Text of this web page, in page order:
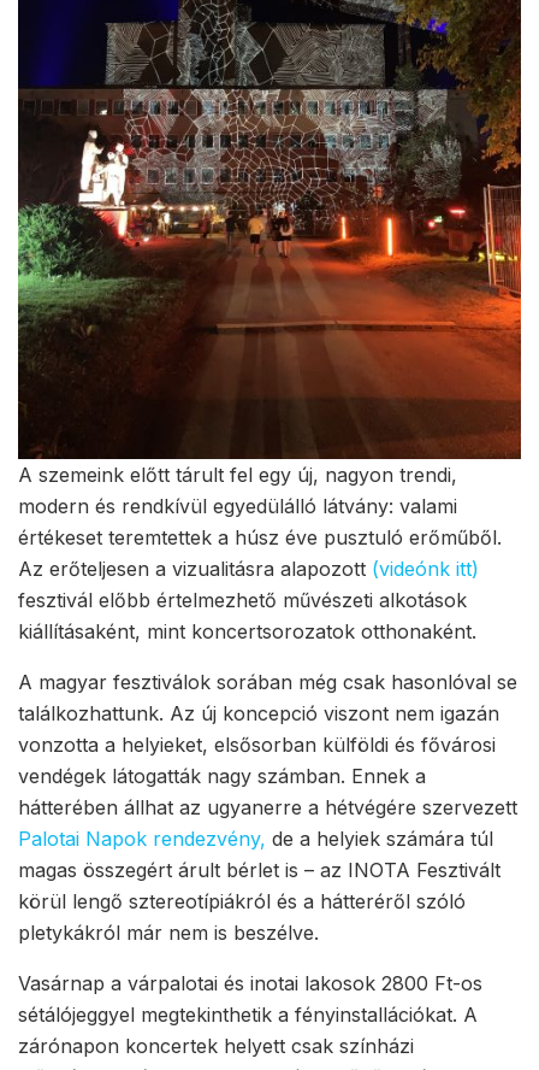
A szemeink előtt tárult fel egy új, nagyon trendi,
modern és rendkívül egyedülálló látvány: valami
értékeset teremtettek a húsz éve pusztuló erőműből.
Az erőteljesen a vizualitásra alapozott (videónk itt)
fesztivál előbb értelmezhető művészeti alkotások
kiállításaként, mint koncertsorozatok otthonaként.
A magyar fesztiválok sorában még csak hasonlóval se
találkozhattunk. Az új koncepció viszont nem igazán
vonzotta a helyieket, elsősorban külföldi és fővárosi
vendégek látogatták nagy számban. Ennek a
hátterében állhat az ugyanerre a hétvégére szervezett
Palotai Napok rendezvény, de a helyiek számára túl
magas összegért árult bérlet is – az INOTA Fesztivált
körül lengő sztereotípiákról és a hátteréről szóló
pletykákról már nem is beszélve.
Vasárnap a várpalotai és inotai lakosok 2800 Ft-os
sétálójeggyel megtekinthetik a fényinstallációkat. A
zárónapon koncertek helyett csak színházi